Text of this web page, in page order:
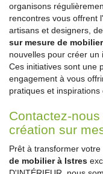
organisons
rencontres vous offrent
artisans et designers,
sur mesure de
nouvelles pour créer un
Ces initiatives sont une
engagement à vous
pratiques et inspirations
Contactez-
création sur
Prêt à transformer
de mobilier à Istres